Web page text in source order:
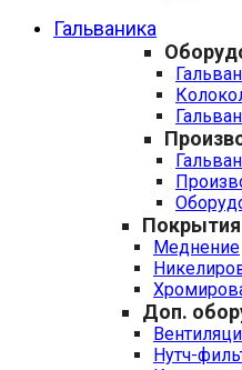
Гальваника
Покрытия
Меднение
Доп.
Нутч-